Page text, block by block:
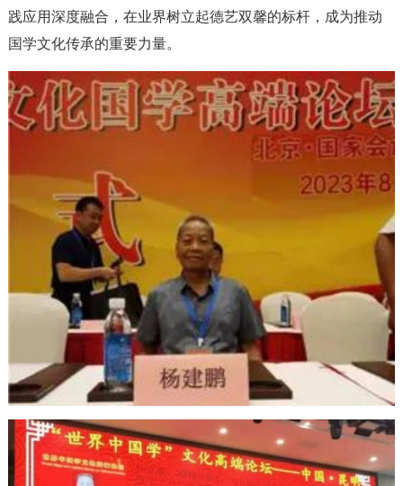
践应用深度融合，在业界树立起德艺双馨的标杆，成为推动
国学文化传承的重要力量。